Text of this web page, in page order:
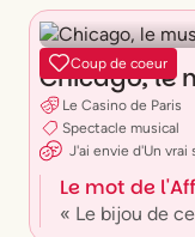
Coup de coeur
Chicago, le
Le Casino de Paris
Spectacle musical
J'ai envied'Un vrai
Le mot de
« Le bijou de